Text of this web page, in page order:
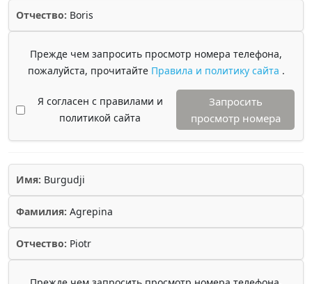
Отчество: Boris
Прежде чем запросить просмотр номера телефона,
пожалуйста, прочитайте Правила и политику сайта .
Я согласен с правилами и
политикой сайта
Запросить
просмотр номера
Имя: Burgudji
Фамилия: Agrepina
Отчество: Piotr